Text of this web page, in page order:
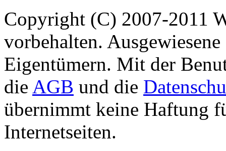
Copyright (C) 2007-2011
vorbehalten.
Eigentümern. Mit der
die AGB und die
übernimmt keine Haftung
Internetseiten.